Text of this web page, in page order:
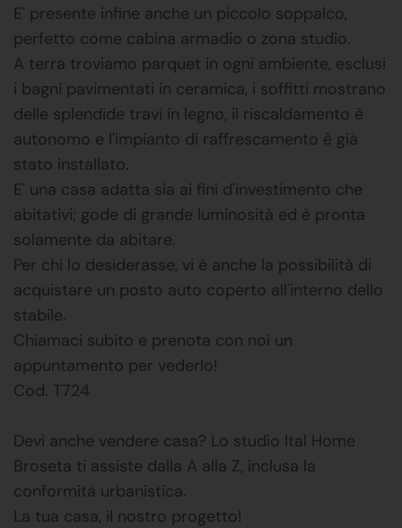
E' presente infine anche un piccolo soppalco,
perfetto come cabina armadio o zona studio.
A terra troviamo parquet in ogni ambiente, esclusi
i bagni pavimentati in ceramica, i soffitti mostrano
delle splendide travi in legno, il riscaldamento è
autonomo e l'impianto di raffrescamento è già
stato installato.
E' una casa adatta sia ai fini d'investimento che
abitativi; gode di grande luminosità ed è pronta
solamente da abitare.
Per chi lo desiderasse, vi è anche la possibilità di
acquistare un posto auto coperto all'interno dello
stabile.
Chiamaci subito e prenota con noi un
appuntamento per vederlo!
Cod. T724
Devi anche vendere casa? Lo studio Ital Home
Broseta ti assiste dalla A alla Z, inclusa la
conformità urbanistica.
La tua casa, il nostro progetto!